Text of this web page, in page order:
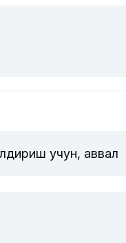
учун, аввал